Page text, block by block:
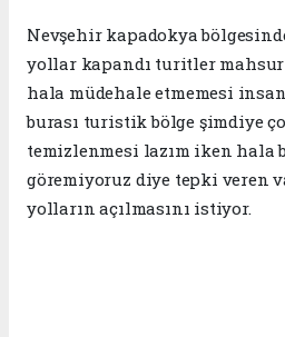
Nevşehir kapadokya
yollar kapandı turitler mahsur
hala müdehale etmemesi
burası turistik bölge şimdiye
temizlenmesi lazım iken hala
göremiyoruz diye tepki veren
yolların açılmasını istiyor.